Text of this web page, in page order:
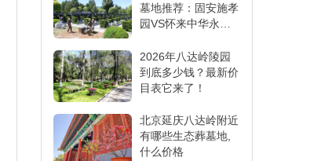
墓地推荐：固安施孝
园VS怀来中华永久
2026年八达岭陵园
到底多少钱？最新价
目表它来了！
北京延庆八达岭附近
有哪些生态葬墓地,
什么价格